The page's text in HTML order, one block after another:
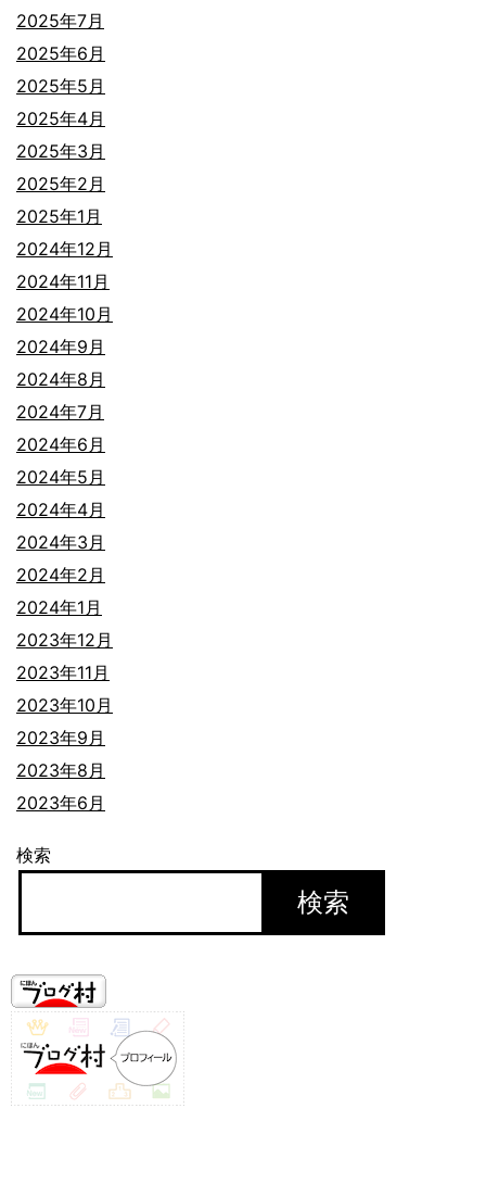
2025年7月
2025年6月
2025年5月
2025年4月
2025年3月
2025年2月
2025年1月
2024年12月
2024年11月
2024年10月
2024年9月
2024年8月
2024年7月
2024年6月
2024年5月
2024年4月
2024年3月
2024年2月
2024年1月
2023年12月
2023年11月
2023年10月
2023年9月
2023年8月
2023年6月
検索
検索